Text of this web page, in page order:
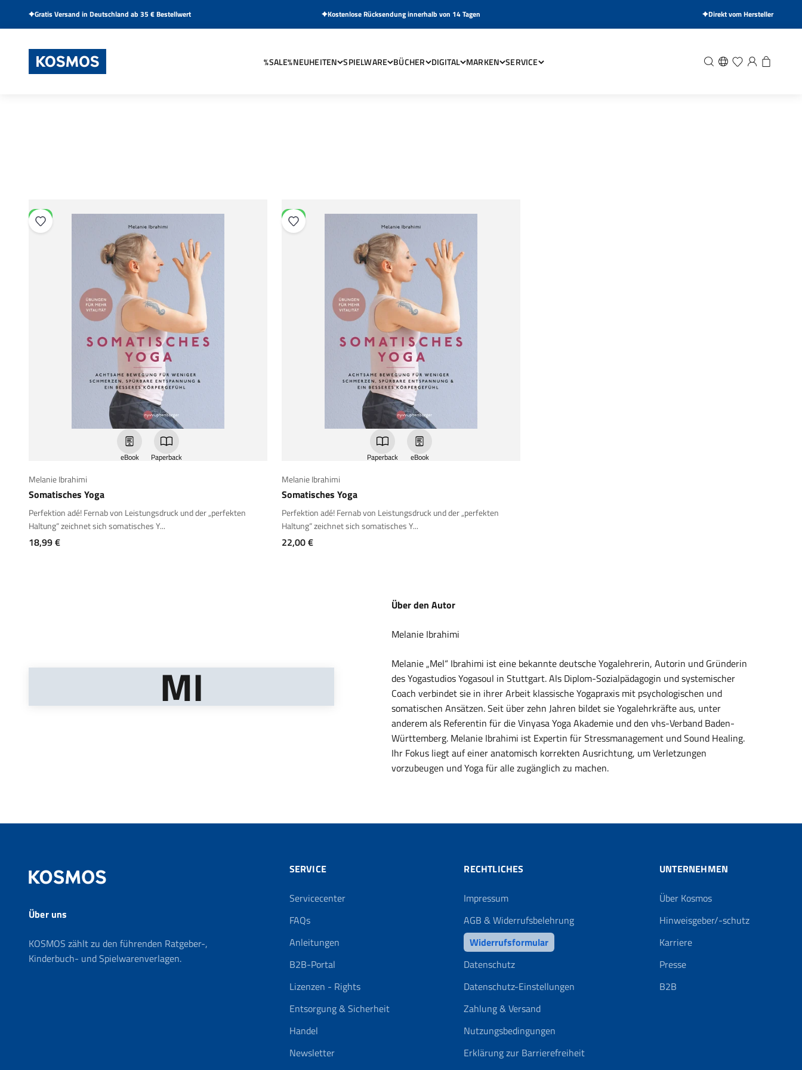
Gratis Versand in Deutschland ab 35 € Bestellwert Kostenlose Rücksendung innerhalb von 14 Tagen Direkt vom Hersteller
%SALE%NEUHEITEN SPIELWARE BÜCHER DIGITAL MARKEN SERVICE
KOSMOS Verlag Suche Wunschliste
Anmelden
MI
NEU
eBook Paperback
Melanie Ibrahimi
Somatisches Yoga
Perfektion adé! Fernab von Leistungsdruck und der „perfekten
Haltung“ zeichnet sich somatisches Y...
Angebot
18,99 €
NEU
Paperback eBook
Melanie Ibrahimi
Somatisches Yoga
Perfektion adé! Fernab von Leistungsdruck und der „perfekten
Haltung“ zeichnet sich somatisches Y...
Angebot
22,00 €
MI
Über den Autor
Melanie „Mel“ Ibrahimi ist eine bekannte deutsche Yogalehrerin, Autorin und Gründerin
des Yogastudios Yogasoul in Stuttgart. Als Diplom-Sozialpädagogin und systemischer
Coach verbindet sie in ihrer Arbeit klassische Yogapraxis mit psychologischen und
somatischen Ansätzen. Seit über zehn Jahren bildet sie Yogalehrkräfte aus, unter
anderem als Referentin für die Vinyasa Yoga Akademie und den vhs-Verband Baden-
Württemberg. Melanie Ibrahimi ist Expertin für Stressmanagement und Sound Healing.
Ihr Fokus liegt auf einer anatomisch korrekten Ausrichtung, um Verletzungen
vorzubeugen und Yoga für alle zugänglich zu machen.
Über uns
KOSMOS zählt zu den führenden Ratgeber-,
Kinderbuch- und Spielwarenverlagen.
SERVICE
Servicecenter
FAQs
Anleitungen
B2B-Portal
Lizenzen - Rights
Entsorgung & Sicherheit
Handel
Newsletter
RECHTLICHES
Impressum
AGB & Widerrufsbelehrung
Widerrufsformular
Datenschutz
Datenschutz-Einstellungen
Zahlung & Versand
Nutzungsbedingungen
Erklärung zur Barrierefreiheit
UNTERNEHMEN
Über Kosmos
Hinweisgeber/-schutz
Karriere
Presse
B2B